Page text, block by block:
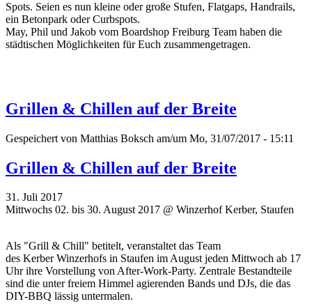
Spots. Seien es nun kleine oder große Stufen, Flatgaps, Handrails,
ein Betonpark oder Curbspots.
May, Phil und Jakob vom Boardshop Freiburg Team haben die
städtischen Möglichkeiten für Euch zusammengetragen.
Grillen & Chillen auf der Breite
Gespeichert von Matthias Boksch am/um Mo, 31/07/2017 - 15:11
Grillen & Chillen auf der Breite
31. Juli 2017
Mittwochs 02. bis 30. August 2017 @ Winzerhof Kerber, Staufen
Als "Grill & Chill" betitelt, veranstaltet das Team
des KerberWinzerhofs in Staufen im August jeden Mittwoch ab 17
Uhr ihre Vorstellung von After-Work-Party. Zentrale Bestandteile
sind die unter freiem Himmel agierenden Bands und DJs, die das
DIY-BBQ lässig untermalen.